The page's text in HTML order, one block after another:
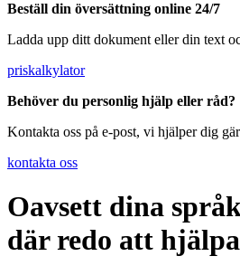
Beställ din översättning online 24/7
Ladda upp ditt dokument eller din text
priskalkylator
Behöver du personlig hjälp eller råd?
Kontakta oss på e-post, vi hjälper dig
kontakta oss
Oavsett dina
där redo att hjälpa